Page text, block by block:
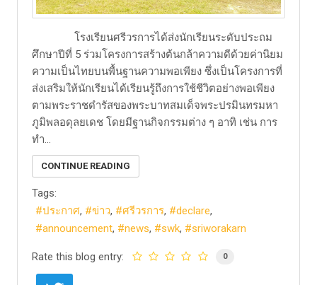
​ โรงเรียนศรีวรการได้ส่งนักเรียนระดับประถม
ศึกษาปีที่ 5 ร่วมโครงการสร้างต้นกล้าความดีด้วยค่านิยม
ความเป็นไทยบนพื้นฐานความพอเพียง ซึ่งเป็นโครงการที่
ส่งเสริมให้นักเรียนได้เรียนรู้ถึงการใช้ชีวิตอย่างพอเพียง
ตามพระราชดำรัสของพระบาทสมเด็จพระปรมินทรมหา
ภูมิพลอดุลยเดช โดยมีฐานกิจกรรมต่าง ๆ อาทิ เช่น การ
ทำ...
CONTINUE READING
Tags:
ประกาศ
ข่าว ศรีวรการ
declare
announcement
news swk sriworakarn
Rate this blog entry: 0